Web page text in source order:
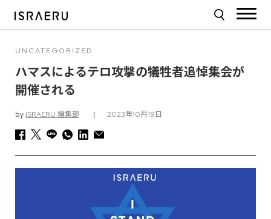
UNCATEGORIZED
ハマスによるテロ攻撃の犠牲者追悼集会が
開催される
by ISRAERU 編集部 | 2023年10月19日